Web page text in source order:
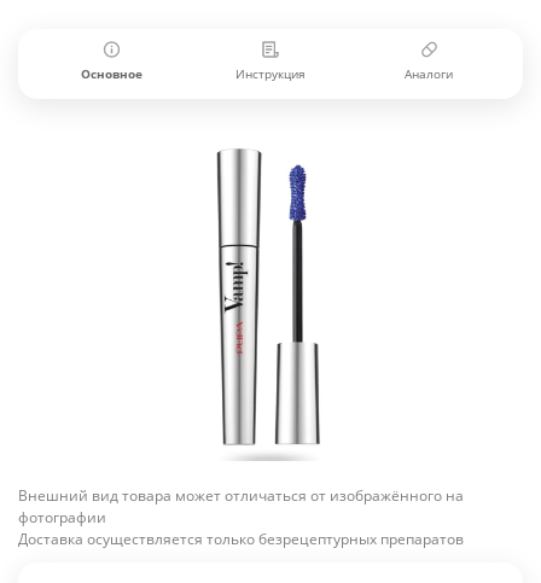
Основное Инструкция Аналоги
Внешний вид товара может отличаться от изображённого на
фотографии
Доставка осуществляется только безрецептурных препаратов